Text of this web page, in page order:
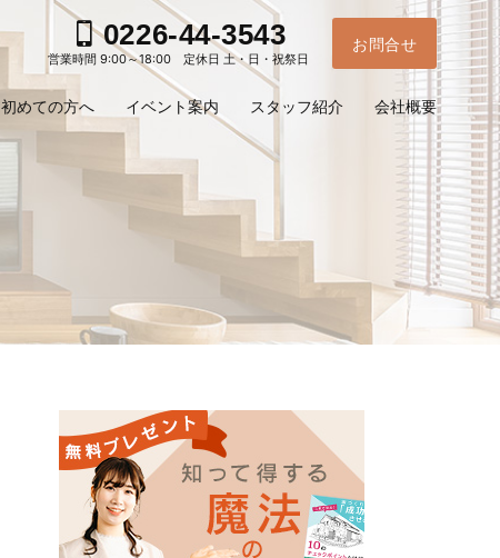
初めての方へ イベント案内 スタッフ紹介 会社概要
0226-44-3543
営業時間 9:00～18:00 定休日 土・日・祝祭日
お問合せ